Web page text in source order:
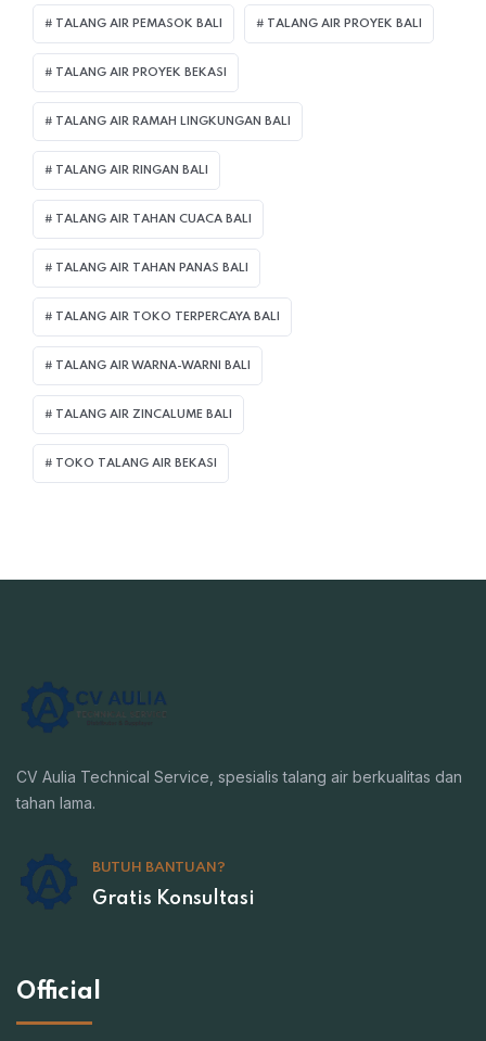
TALANG AIR PEMASOK BALI TALANG AIR PROYEK BALI
TALANG AIR PROYEK BEKASI
TALANG AIR RAMAH LINGKUNGAN BALI
TALANG AIR RINGAN BALI
TALANG AIR TAHAN CUACA BALI
TALANG AIR TAHAN PANAS BALI
TALANG AIR TOKO TERPERCAYA BALI
TALANG AIR WARNA-WARNI BALI
TALANG AIR ZINCALUME BALI
TOKO TALANG AIR BEKASI
CV Aulia Technical Service, spesialis talang air berkualitas dan
tahan lama.
BUTUH BANTUAN?
Gratis Konsultasi
Official